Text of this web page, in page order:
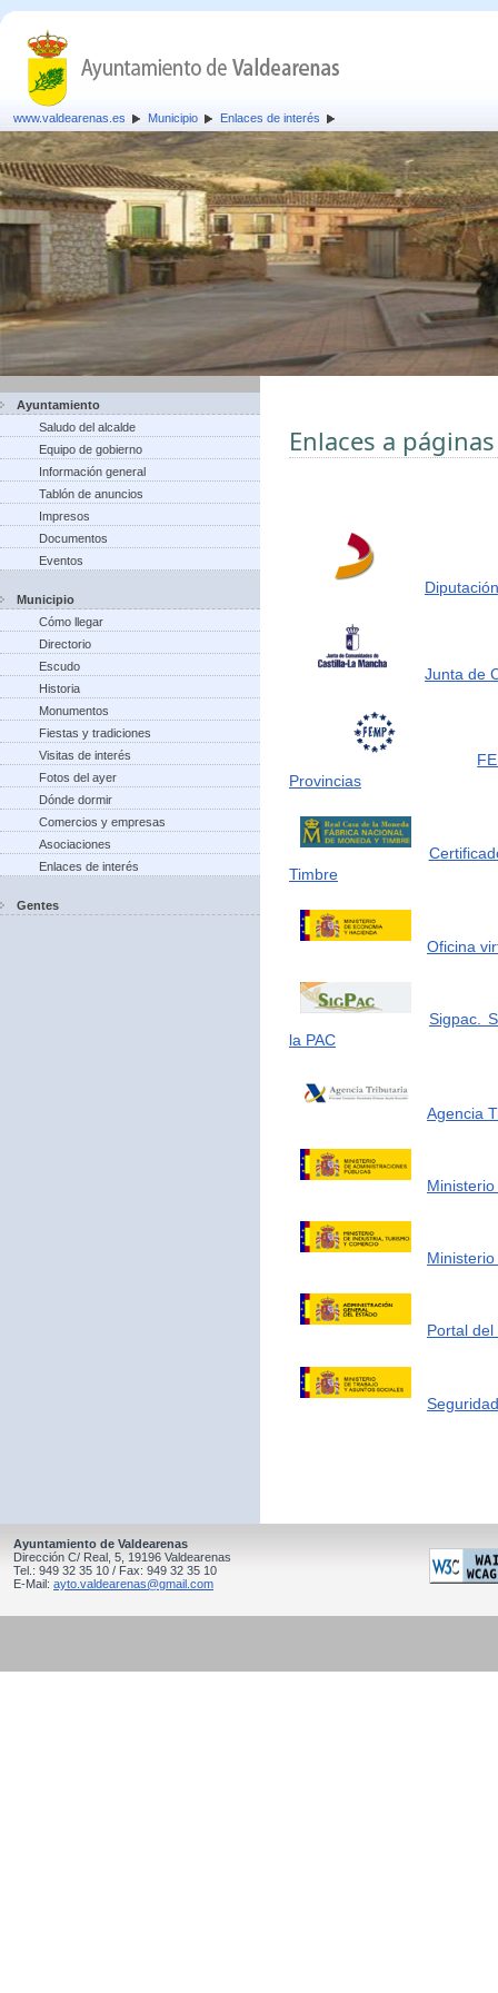
www.valdearenas.es Municipio Enlaces de interés
Ayuntamiento
Saludo del alcalde
Equipo de gobierno
Información general
Tablón de anuncios
Impresos
Documentos
Eventos
Municipio
Cómo llegar
Directorio
Escudo
Historia
Monumentos
Fiestas y tradiciones
Visitas de interés
Fotos del ayer
Dónde dormir
Comercios y empresas
Asociaciones
Enlaces de interés
Gentes
Enlaces a
Junta de
Provincias
Timbre
Oficina
Sigpac.
la PAC
Agencia
Portal
Ayuntamiento de Valdearenas
Dirección C/ Real, 5, 19196 Valdearenas
Tel.: 949 32 35 10 / Fax: 949 32 35 10
E-Mail: ayto.valdearenas@gmail.com